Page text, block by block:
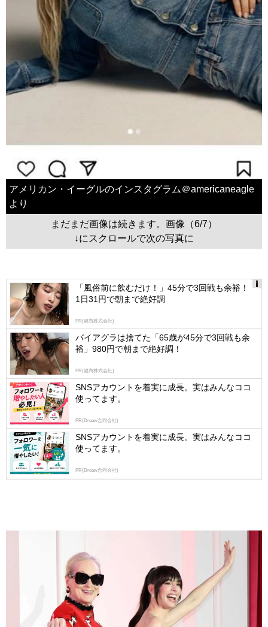
アメリカン・イーグルのインスタグラム＠americaneagle
より
まだまだ画像は続きます。画像（6/7）
↓にスクロールで次の写真に
logly
「風俗前に飲むだけ！」45分で3回戦も余裕！
1日31円で朝まで絶好調
PR(健商株式会社)
バイアグラは捨てた「65歳が45分で3回戦も余
裕」980円で朝まで絶好調！
PR(健商株式会社)
SNSアカウントを着実に成長。実はみんなココ
使ってます。
PR(Dreaw合同会社)
SNSアカウントを着実に成長。実はみんなココ
使ってます。
PR(Dreaw合同会社)